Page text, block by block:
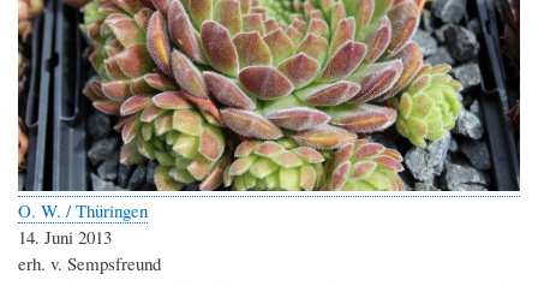
O. W. / Thüringen
14. Juni 2013
erh. v. Sempsfreund